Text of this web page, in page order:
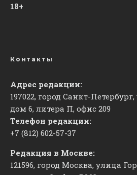
18+
Контакты
Адрес редакции:
197022, город Санкт-
дом 6, литера П, офис 209
Телефон редакции:
+7 (812) 602-57-37
Редакция в Москве:
121596, город Москва, улица